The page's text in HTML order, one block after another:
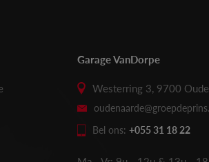
Garage VanDorpe
Westerring 3, 9700
Bel ons: +055 31 18 22